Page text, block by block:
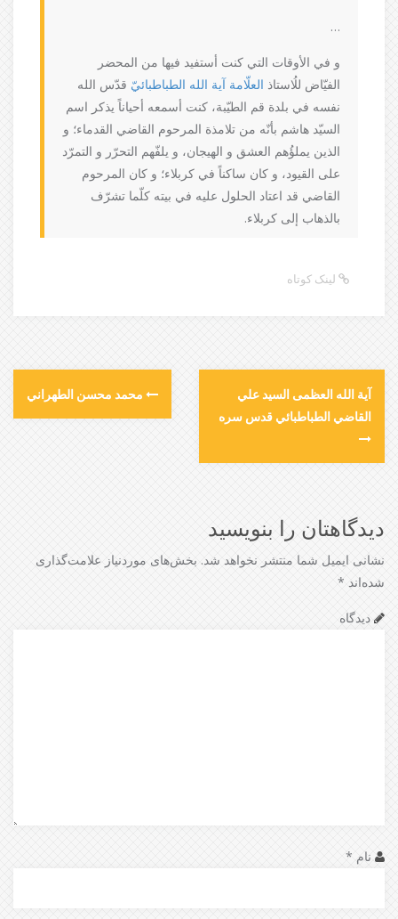
…
و في الأوقات التي كنت أستفيد فيها من المحضر
الفيّاض للُاستاذ العلّامة آية الله الطباطبائيّ قدّس الله
نفسه في بلدة قم الطيّبة، كنت أسمعه أحياناً يذكر اسم
السيّد هاشم بأنّه من تلامذة المرحوم القاضي القدماء؛ و
الذين يملؤُهم العشق و الهيجان، و يلفّهم التحرّر و التمرّد
على القيود، و كان ساكناً في كربلاء؛ و كان المرحوم
القاضي قد اعتاد الحلول عليه في بيته كلّما تشرّف
بالذهاب إلى كربلاء.
لینک کوتاه
محمد محسن الطهراني
آية الله العظمى السيد علي
القاضي الطباطبائي قدس سره
دیدگاهتان را بنویسید
نشانی ایمیل شما منتشر نخواهد شد. بخش‌های موردنیاز علامت‌گذاری
شده‌اند *
دیدگاه
نام *